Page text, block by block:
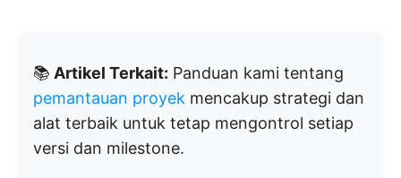
📚 Artikel Terkait: Panduan kami tentang
pemantauan proyek mencakup strategi dan
alat terbaik untuk tetap mengontrol setiap
versi dan milestone.